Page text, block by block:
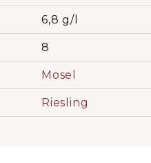
6,8 g/l
8
Mosel
Riesling